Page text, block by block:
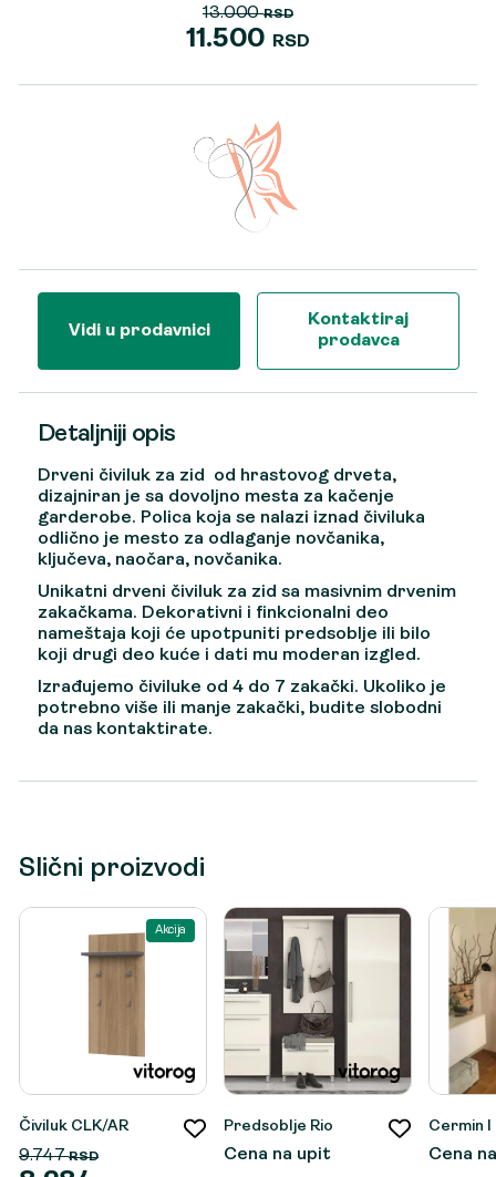
13.000RSD
Originalna
13.000 RSD.
11.500
RSD
cena
11.500 RSD.
Vidi u prodavnici
Kontaktiraj
prodavca
Detaljniji opis
Drveni čiviluk za zid od hrastovog drveta,
dizajniran je sa dovoljno mesta za kačenje
garderobe. Polica koja se nalazi iznad čiviluka
odlično je mesto za odlaganje novčanika,
ključeva, naočara, novčanika.
Unikatni drveni čiviluk za zid sa masivnim drvenim
zakačkama. Dekorativni i finkcionalni deo
nameštaja koji će upotpuniti predsoblje ili bilo
koji drugi deo kuće i dati mu moderan izgled.
Izrađujemo čiviluke od 4 do 7 zakački. Ukoliko je
potrebno više ili manje zakački, budite slobodni
da nas kontaktirate.
Slični proizvodi
Akcija
Čiviluk CLK/AR
9.747RSD
Predsoblje Rio
Cena na upit
Cermin
Cena